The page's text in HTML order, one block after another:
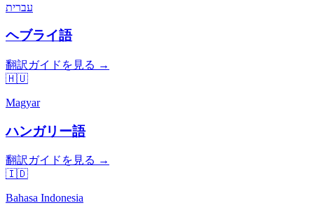
עברית
ヘブライ語
翻訳ガイドを見る →
🇭🇺
Magyar
ハンガリー語
翻訳ガイドを見る →
🇮🇩
Bahasa Indonesia